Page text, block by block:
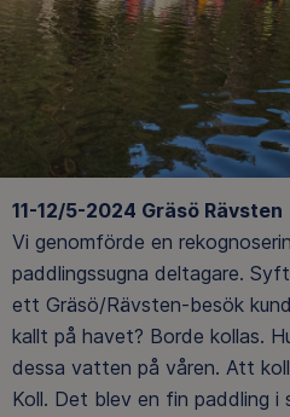
11-12/5-2024 Gräsö Rävsten
Vi genomförde en
paddlingssugna deltagare.
ett Gräsö/Rävsten-besök
kallt på havet? Borde kollas.
dessa vatten på våren. Att
Koll. Det blev en fin paddling i